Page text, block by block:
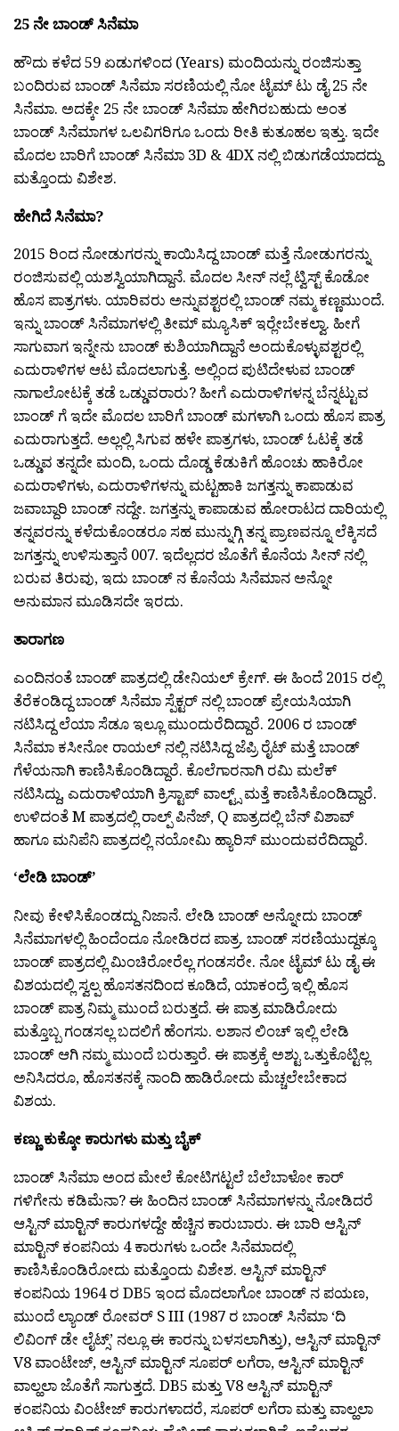
25 ನೇ ಬಾಂಡ್ ಸಿನೆಮಾ
ಹೌದು ಕಳೆದ 59 ಏಡುಗಳಿಂದ (Years) ಮಂದಿಯನ್ನು ರಂಜಿಸುತ್ತಾ
ಬಂದಿರುವ ಬಾಂಡ್ ಸಿನೆಮಾ ಸರಣಿಯಲ್ಲಿ ನೋ ಟೈಮ್ ಟು ಡೈ 25 ನೇ
ಸಿನೆಮಾ. ಅದಕ್ಕೇ 25 ನೇ ಬಾಂಡ್ ಸಿನೆಮಾ ಹೇಗಿರಬಹುದು ಅಂತ
ಬಾಂಡ್ ಸಿನೆಮಾಗಳ ಒಲವಿಗರಿಗೂ ಒಂದು ರೀತಿ ಕುತೂಹಲ ಇತ್ತು. ಇದೇ
ಮೊದಲ ಬಾರಿಗೆ ಬಾಂಡ್ ಸಿನೆಮಾ 3D & 4DX ನಲ್ಲಿ ಬಿಡುಗಡೆಯಾದದ್ದು
ಮತ್ತೊಂದು ವಿಶೇಶ.
ಹೇಗಿದೆ ಸಿನೆಮಾ?
2015 ರಿಂದ ನೋಡುಗರನ್ನು ಕಾಯಿಸಿದ್ದ ಬಾಂಡ್ ಮತ್ತೆ ನೋಡುಗರನ್ನು
ರಂಜಿಸುವಲ್ಲಿ ಯಶಸ್ವಿಯಾಗಿದ್ದಾನೆ. ಮೊದಲ ಸೀನ್ ನಲ್ಲೆ ಟ್ವಿಸ್ಟ್ ಕೊಡೋ
ಹೊಸ ಪಾತ್ರಗಳು. ಯಾರಿವರು ಅನ್ನುವಶ್ಟರಲ್ಲಿ ಬಾಂಡ್ ನಮ್ಮ ಕಣ್ಣಮುಂದೆ.
ಇನ್ನು ಬಾಂಡ್ ಸಿನೆಮಾಗಳಲ್ಲಿ ತೀಮ್ ಮ್ಯೂಸಿಕ್ ಇರ‍್ಲೇಬೇಕಲ್ವಾ. ಹೀಗೆ
ಸಾಗುವಾಗ ಇನ್ನೇನು ಬಾಂಡ್ ಕುಶಿಯಾಗಿದ್ದಾನೆ ಅಂದುಕೊಳ್ಳುವಶ್ಟರಲ್ಲಿ
ಎದುರಾಳಿಗಳ ಆಟ ಮೊದಲಾಗುತ್ತೆ. ಅಲ್ಲಿಂದ ಪುಟಿದೇಳುವ ಬಾಂಡ್
ನಾಗಾಲೋಟಕ್ಕೆ ತಡೆ ಒಡ್ಡುವರಾರು? ಹೀಗೆ ಎದುರಾಳಿಗಳನ್ನ ಬೆನ್ನಟ್ಟುವ
ಬಾಂಡ್ ಗೆ ಇದೇ ಮೊದಲ ಬಾರಿಗೆ ಬಾಂಡ್ ಮಗಳಾಗಿ ಒಂದು ಹೊಸ ಪಾತ್ರ
ಎದುರಾಗುತ್ತದೆ. ಅಲ್ಲಲ್ಲಿ ಸಿಗುವ ಹಳೇ ಪಾತ್ರಗಳು, ಬಾಂಡ್ ಓಟಕ್ಕೆ ತಡೆ
ಒಡ್ಡುವ ತನ್ನದೇ ಮಂದಿ, ಒಂದು ದೊಡ್ಡ ಕೆಡುಕಿಗೆ ಹೊಂಚು ಹಾಕಿರೋ
ಎದುರಾಳಿಗಳು, ಎದುರಾಳಿಗಳನ್ನು ಮಟ್ಟಹಾಕಿ ಜಗತ್ತನ್ನು ಕಾಪಾಡುವ
ಜವಾಬ್ದಾರಿ ಬಾಂಡ್ ನದ್ದೇ. ಜಗತ್ತನ್ನು ಕಾಪಾಡುವ ಹೋರಾಟದ ದಾರಿಯಲ್ಲಿ
ತನ್ನವರನ್ನು ಕಳೆದುಕೊಂಡರೂ ಸಹ ಮುನ್ನುಗ್ಗಿ ತನ್ನ ಪ್ರಾಣವನ್ನೂ ಲೆಕ್ಕಿಸದೆ
ಜಗತ್ತನ್ನು ಉಳಿಸುತ್ತಾನೆ 007. ಇದೆಲ್ಲದರ ಜೊತೆಗೆ ಕೊನೆಯ ಸೀನ್ ನಲ್ಲಿ
ಬರುವ ತಿರುವು, ಇದು ಬಾಂಡ್ ನ ಕೊನೆಯ ಸಿನೆಮಾನ ಅನ್ನೋ
ಅನುಮಾನ ಮೂಡಿಸದೇ ಇರದು.
ತಾರಾಗಣ
ಎಂದಿನಂತೆ ಬಾಂಡ್ ಪಾತ್ರದಲ್ಲಿ ಡೇನಿಯಲ್ ಕ್ರೇಗ್. ಈ ಹಿಂದೆ 2015 ರಲ್ಲಿ
ತೆರೆಕಂಡಿದ್ದ ಬಾಂಡ್ ಸಿನೆಮಾ ಸ್ಪೆಕ್ಟರ್ ನಲ್ಲಿ ಬಾಂಡ್ ಪ್ರೇಯಸಿಯಾಗಿ
ನಟಿಸಿದ್ದ ಲೆಯಾ ಸೆಡೂ ಇಲ್ಲೂ ಮುಂದುರೆದಿದ್ದಾರೆ. 2006 ರ ಬಾಂಡ್
ಸಿನೆಮಾ ಕಸೀನೋ ರಾಯಲ್ ನಲ್ಲಿ ನಟಿಸಿದ್ದ ಜೆಪ್ರಿ ರೈಟ್ ಮತ್ತೆ ಬಾಂಡ್
ಗೆಳೆಯನಾಗಿ ಕಾಣಿಸಿಕೊಂಡಿದ್ದಾರೆ. ಕೊಲೆಗಾರನಾಗಿ ರಮಿ ಮಲೆಕ್
ನಟಿಸಿದ್ದು, ಎದುರಾಳಿಯಾಗಿ ಕ್ರಿಸ್ಟಾಪ್ ವಾಲ್ಟ್ಸ್ ಮತ್ತೆ ಕಾಣಿಸಿಕೊಂಡಿದ್ದಾರೆ.
ಉಳಿದಂತೆ M ಪಾತ್ರದಲ್ಲಿ ರಾಲ್ಪ್ ಪಿನೆಜ್, Q ಪಾತ್ರದಲ್ಲಿ ಬೆನ್ ವಿಶಾವ್
ಹಾಗೂ ಮನಿಪೆನಿ ಪಾತ್ರದಲ್ಲಿ ನಯೋಮಿ ಹ್ಯಾರಿಸ್ ಮುಂದುವರೆದಿದ್ದಾರೆ.
‘ಲೇಡಿ ಬಾಂಡ್’
ನೀವು ಕೇಳಿಸಿಕೊಂಡದ್ದು ನಿಜಾನೆ. ಲೇಡಿ ಬಾಂಡ್ ಅನ್ನೋದು ಬಾಂಡ್
ಸಿನೆಮಾಗಳಲ್ಲಿ ಹಿಂದೆಂದೂ ನೋಡಿರದ ಪಾತ್ರ. ಬಾಂಡ್ ಸರಣಿಯುದ್ದಕ್ಕೂ
ಬಾಂಡ್ ಪಾತ್ರದಲ್ಲಿ ಮಿಂಚಿರೋರೆಲ್ಲ ಗಂಡಸರೇ. ನೋ ಟೈಮ್ ಟು ಡೈ ಈ
ವಿಶಯದಲ್ಲಿ ಸ್ವಲ್ಪ ‍ಹೊಸತನದಿಂದ ಕೂಡಿದೆ, ಯಾಕಂದ್ರೆ ಇಲ್ಲಿ ಹೊಸ
ಬಾಂಡ್ ಪಾತ್ರ ನಿಮ್ಮ ಮುಂದೆ ಬರುತ್ತದೆ. ಈ ಪಾತ್ರ ಮಾಡಿರೋದು
ಮತ್ತೊಬ್ಬ ಗಂಡಸಲ್ಲ ಬದಲಿಗೆ ಹೆಂಗಸು. ಲಶಾನ ಲಿಂಚ್ ಇಲ್ಲಿ ಲೇಡಿ
ಬಾಂಡ್ ಆಗಿ ನಮ್ಮ ಮುಂದೆ ಬರುತ್ತಾರೆ. ಈ ಪಾತ್ರಕ್ಕೆ ಅಶ್ಟು ಒತ್ತುಕೊಟ್ಟಿಲ್ಲ
ಅನಿಸಿದರೂ, ಹೊಸತನಕ್ಕೆ ನಾಂದಿ ಹಾಡಿರೋದು ಮೆಚ್ಚಲೇಬೇಕಾದ
ವಿಶಯ.
ಕಣ್ಣು ಕುಕ್ಕೋ ಕಾರುಗಳು ಮತ್ತು ಬೈಕ್
ಬಾಂಡ್ ಸಿನೆಮಾ ಅಂದ ಮೇಲೆ ಕೋಟಿಗಟ್ಟಲೆ ಬೆಲೆಬಾಳೋ ಕಾರ್
ಗಳಿಗೇನು ಕಡಿಮೆನಾ? ಈ ಹಿಂದಿನ ಬಾಂಡ್ ಸಿನೆಮಾಗಳನ್ನು ನೋಡಿದರೆ
ಆಸ್ಟಿನ್ ಮಾರ‍್ಟಿನ್ ಕಾರುಗಳದ್ದೇ ಹೆಚ್ಚಿನ ಕಾರುಬಾರು. ಈ ಬಾರಿ ಆಸ್ಟಿನ್
ಮಾರ‍್ಟಿನ್ ಕಂಪನಿಯ 4 ಕಾರುಗಳು ಒಂದೇ ಸಿನೆಮಾದಲ್ಲಿ
ಕಾಣಿಸಿಕೊಂಡಿರೋದು ಮತ್ತೊಂದು ವಿಶೇಶ. ಆಸ್ಟಿನ್ ಮಾರ‍್ಟಿನ್
ಕಂಪನಿಯ 1964 ರ DB5 ಇಂದ ಮೊದಲಾಗೋ ಬಾಂಡ್ ನ ಪಯಣ,
ಮುಂದೆ ಲ್ಯಾಂಡ್ ರೋವರ್ S III (1987 ರ ಬಾಂಡ್ ಸಿನೆಮಾ ‘ದಿ
ಲಿವಿಂಗ್ ಡೇ ಲೈಟ್ಸ್’ ನಲ್ಲೂ ಈ ಕಾರನ್ನು ಬಳಸಲಾಗಿತ್ತು), ಆಸ್ಟಿನ್ ಮಾರ‍್ಟಿನ್
V8 ವಾಂಟೇಜ್, ಆಸ್ಟಿನ್ ಮಾರ‍್ಟಿನ್ ಸೂಪರ್ ಲಗೆರಾ, ಆಸ್ಟಿನ್ ಮಾರ‍್ಟಿನ್
ವಾಲ್ಹಲಾ ಜೊತೆಗೆ ಸಾಗುತ್ತದೆ. DB5 ಮತ್ತು V8 ಆಸ್ಟಿನ್ ಮಾರ‍್ಟಿನ್
ಕಂಪನಿಯ ವಿಂಟೇಜ್ ಕಾರುಗಳಾದರೆ, ಸೂಪರ್ ಲಗೆರಾ ಮತ್ತು ವಾಲ್ಹಲಾ